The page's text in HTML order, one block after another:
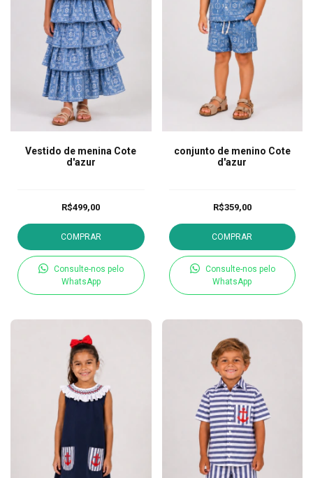
Vestido de menina Cote
d'azur
R$499,00
COMPRAR
Consulte-nos pelo
WhatsApp
conjunto de menino Cote
d'azur
R$359,00
COMPRAR
Consulte-nos pelo
WhatsApp